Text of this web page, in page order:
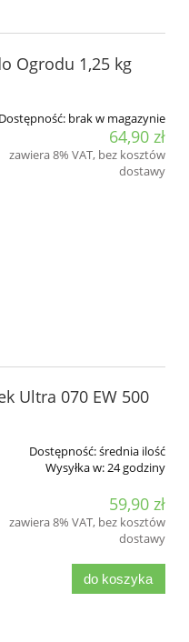
Ogrodu 1,25 kg
Dostępność: brak w magazynie
64,90 zł
zawiera 8% VAT, bez kosztów
dostawy
Ultra 070 EW 500
Dostępność:średnia ilość
Wysyłka w:24 godziny
59,90 zł
zawiera 8% VAT, bez kosztów
dostawy
do koszyka